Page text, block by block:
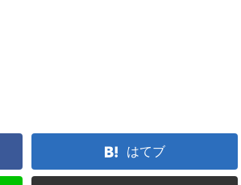
はてブ